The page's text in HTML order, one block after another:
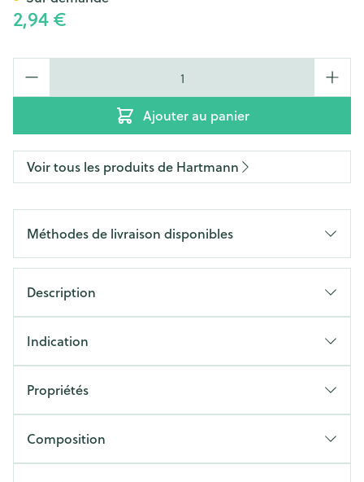
2,94 €
Ajouter au panier
Voir tous les produits de Hartmann
Méthodes de livraison disponibles
Description
Indication
Propriétés
Composition